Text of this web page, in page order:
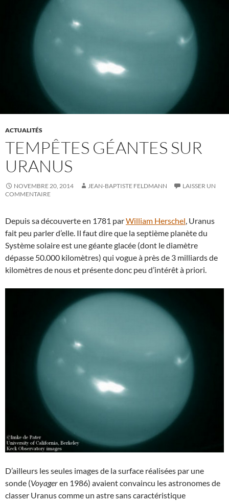
ACTUALITÉS
TEMPÊTES GÉANTES SUR
URANUS
NOVEMBRE 20, 2014 JEAN-BAPTISTE FELDMANN
LAISSER UN
COMMENTAIRE
Depuis sa découverte en 1781 parWilliam Herschel, Uranus
fait peu parler d’elle. Il faut dire que la septième planète du
Système solaire est une géante glacée (dont le diamètre
dépasse 50.000 kilomètres) qui vogue à près de 3 milliards de
kilomètres de nous et présente donc peu d’intérêt à priori.
D’ailleurs les seules images de la surface réalisées par une
sonde (Voyageren 1986) avaient convaincu les astronomes de
classer Uranus comme un astre sans caractéristique